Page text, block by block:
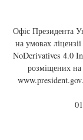
Офіс Президента
на умовах ліцензії
NoDerivatives 4.0
розміщених на